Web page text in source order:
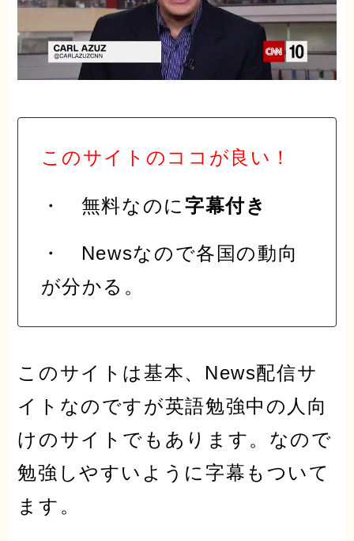
このサイトのココが良い！
・ 無料なのに 字幕付き
・ Newsなので各国の動向
が分かる。
このサイトは基本、News配信サ
イトなのですが英語勉強中の人向
け のサイトでもあります。なので
勉強しやすいように字幕もついて
ます。